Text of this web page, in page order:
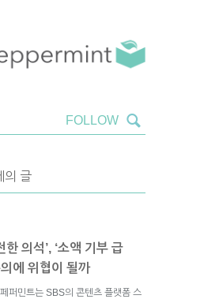
의 글
한 의석’, ‘소액 기부 급
에 위협이 될까
퍼민트는 SBS의 콘텐츠 플랫폼 스